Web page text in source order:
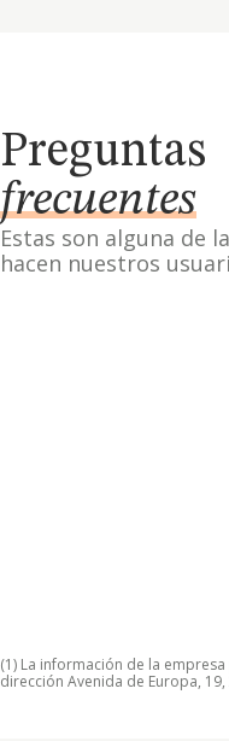
Preguntas
frecuentes
Estas son alguna de
hacen nuestros
(1) La información de la
dirección Avenida de Europa,